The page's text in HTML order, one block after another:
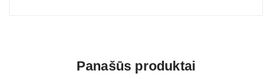
Panašūs produktai